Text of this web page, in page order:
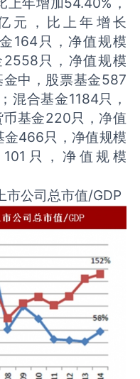
元，比上年增长
164只，净值规模
只，净值规模
中，股票基金587
混合基金1184只，
基金220只，净值
466只，净值规模
只，净值规模
公司总市值/GDP